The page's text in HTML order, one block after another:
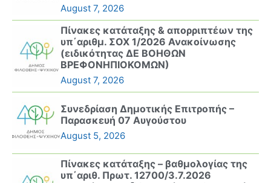
August 7, 2026
Πίνακες κατάταξης & απορριπτέων της
υπ΄αριθμ. ΣΟΧ 1/2026 Ανακοίνωσης
(ειδικότητας ΔΕ ΒΟΗΘΩΝ
ΒΡΕΦΟΝΗΠΙΟΚΟΜΩΝ)
August 7, 2026
Συνεδρίαση Δημοτικής Επιτροπής –
Παρασκευή 07 Αυγούστου
August 5, 2026
Πίνακες κατάταξης – βαθμολογίας της
υπ΄αριθ. Πρωτ. 12700/3.7.2026